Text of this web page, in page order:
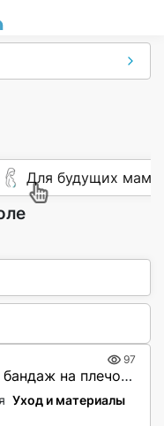
Для будущих мам
97
Продам бандаж на плечо Т.33.93 evolution
Уход и материалы